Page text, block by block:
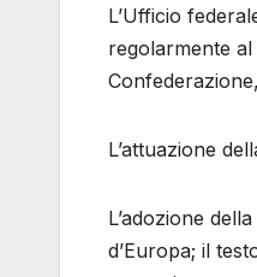
L’Ufficio
regolarmente
L’attuazione
L’adozione
d’Europa; il